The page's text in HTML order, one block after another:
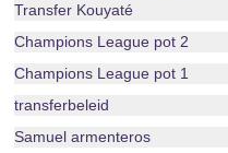
Transfer Kouyaté
Champions League pot 2
Champions League pot 1
transferbeleid
Samuel armenteros